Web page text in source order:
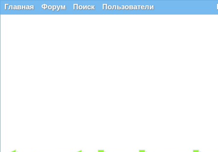
Главная Форум Поиск Пользователи